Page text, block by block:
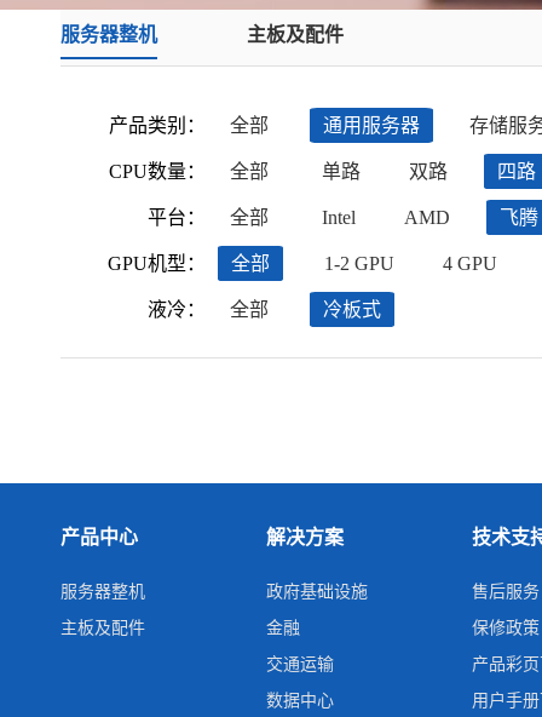
服务器整机 主板及配件
产品类别：
CPU数量：
平台：
GPU机型：
液冷：
全部 通用服务器 存储服
全部 单路 双路 四路
全部 Intel AMD 飞腾
全部 1-2 GPU 4 GPU
全部 冷板式
产品中心
服务器整机
主板及配件
解决方案
政府基础设施
金融
交通运输
数据中心
技术支
售后服务
保修政策
产品彩
用户手